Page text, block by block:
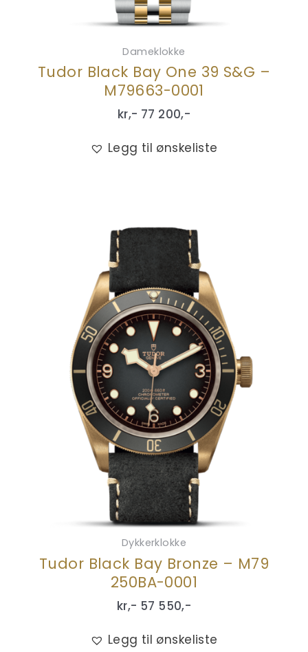
Dameklokke
Tudor Black Bay One 39 S&G –
M79663-0001
kr,- 77 200,-
Legg til ønskeliste
Dykkerklokke
Tudor Black Bay Bronze – M79
250BA-0001
kr,- 57 550,-
Legg til ønskeliste